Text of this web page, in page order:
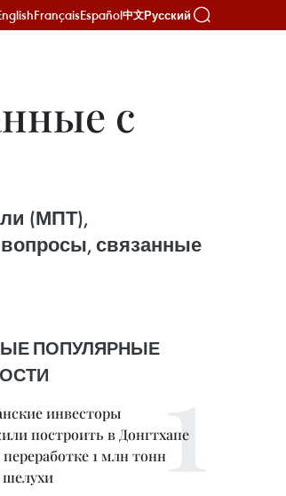
FrançaisEspañol中文Русский
с
(МПТ),
вопросы, связанные
ПОПУЛЯРНЫЕ
инвесторы
построить в Донгтхапе
переработке 1 млн тонн